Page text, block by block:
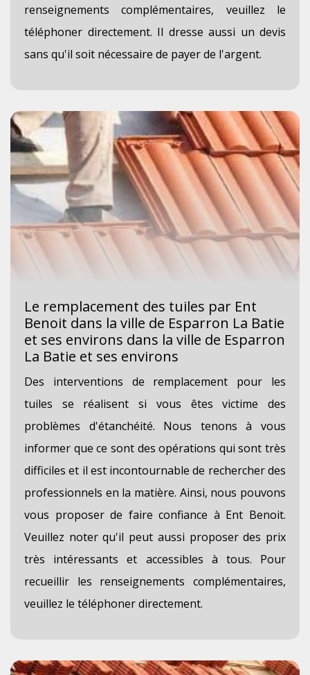
renseignements complémentaires, veuillez le
téléphoner directement. Il dresse aussi un devis
sans qu'il soit nécessaire de payer de l'argent.
Le remplacement des tuiles par Ent
Benoit dans la ville de Esparron La Batie
et ses environs dans la ville de Esparron
La Batie et ses environs
Des interventions de remplacement pour les
tuiles se réalisent si vous êtes victime des
problèmes d'étanchéité. Nous tenons à vous
informer que ce sont des opérations qui sont très
difficiles et il est incontournable de rechercher des
professionnels en la matière. Ainsi, nous pouvons
vous proposer de faire confiance à Ent Benoit.
Veuillez noter qu'il peut aussi proposer des prix
très intéressants et accessibles à tous. Pour
recueillir les renseignements complémentaires,
veuillez le téléphoner directement.